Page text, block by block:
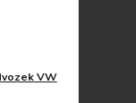
VW